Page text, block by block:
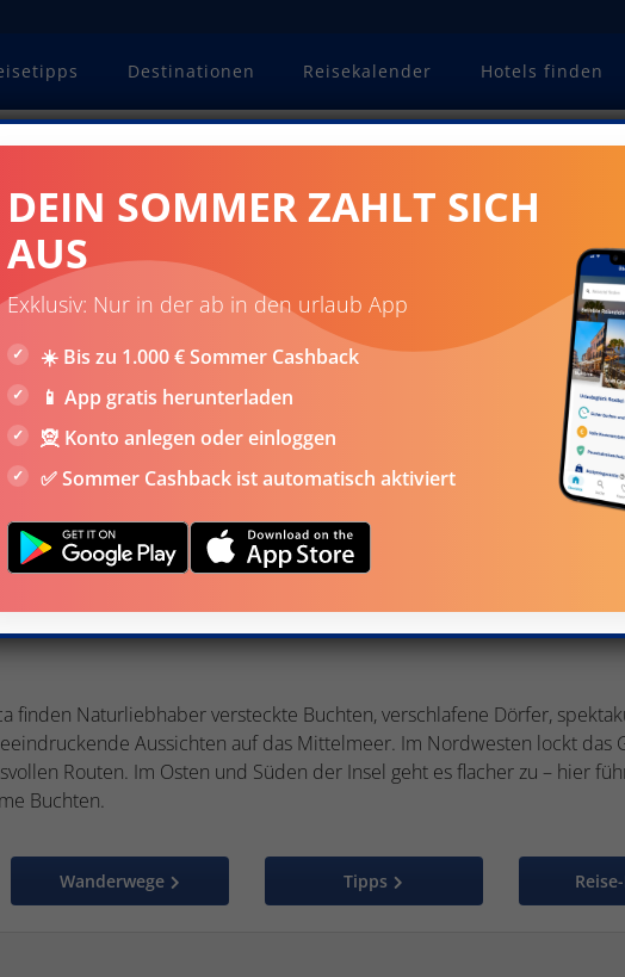
Destinationen Reisekalender Hotels finden
Regionen Wandern auf Mallorca
BIS ZU 800 €
NIRGENDWO
Mallorca
der Baleareninsel
finden Naturliebhaber versteckte Buchten, verschlafene Dörfer,
Aussichten auf das Mittelmeer. Im Nordwesten lockt das
Routen. Im Osten und Süden der Insel geht es flacher zu – hier
Buchten.
Wanderwege Tipps
DEIN SOMMER ZAHLT SICH
AUS
Exklusiv: Nur in der ab in den urlaub App
☀️ Bis zu 1.000 € Sommer Cashback
📱 App gratis herunterladen
🧝 Konto anlegen oder einloggen
✅ Sommer Cashback ist automatisch aktiviert